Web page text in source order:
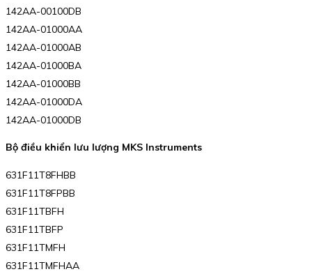
142AA-00100DB
142AA-01000AA
142AA-01000AB
142AA-01000BA
142AA-01000BB
142AA-01000DA
142AA-01000DB
Bộ điều khiển lưu lượng MKS Instruments
631F11T8FHBB
631F11T8FPBB
631F11TBFH
631F11TBFP
631F11TMFH
631F11TMFHAA